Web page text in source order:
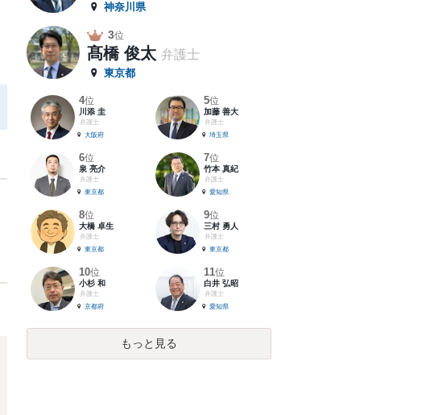
神奈川県
3位
髙橋 俊太 弁護士
東京都
4位
川添 圭
弁護士
大阪府
5位
加藤 善大
弁護士
埼玉県
6位
泉 亮介
弁護士
東京都
7位
竹本 真紀
弁護士
愛知県
8位
大橋 卓生
弁護士
東京都
9位
三村 勇人
弁護士
東京都
10位
小杉 和
弁護士
京都府
11位
白井 弘昭
弁護士
愛知県
もっと見る